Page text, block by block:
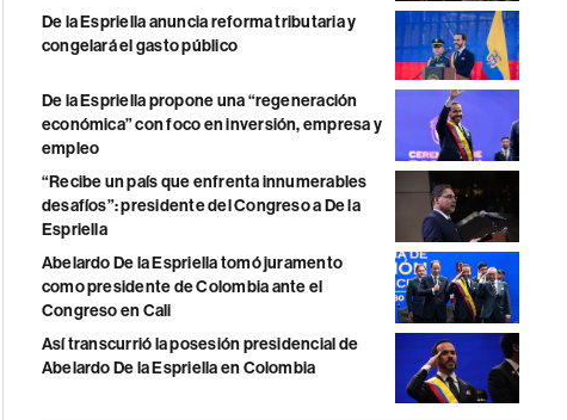
De la Espriella anuncia reforma tributaria y
congelará el gasto público
De la Espriella propone una “regeneración
económica” con foco en inversión, empresa y
empleo
“Recibe un país que enfrenta innumerables
desafíos”: presidente del Congreso a De la
Espriella
Abelardo De la Espriella tomó juramento
como presidente de Colombia ante el
Congreso en Cali
Así transcurrió la posesión presidencial de
Abelardo De la Espriella en Colombia